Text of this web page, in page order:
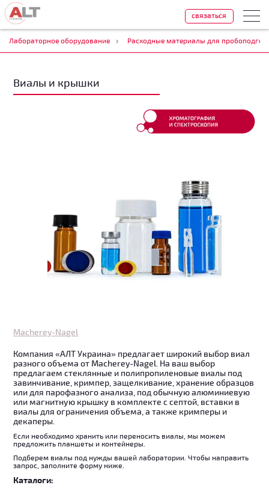
связаться
Лабораторное оборудование Расходные материалы для
Виалы и крышки
Macherey-Nagel
Компания «АЛТ Украина» предлагает широкий выбор виал
разного объема от Macherey-Nagel. На ваш выбор
предлагаем стеклянные и полипропиленовые виалы под
завинчивание, кримпер, защелкивание, хранение образцов
или для парофазного анализа, под обычную алюминиевую
или магнитную крышку в комплекте с септой, вставки в
виалы для ограничения объема, а также кримперы и
декаперы.
Если необходимо хранить или переносить виалы, мы можем
предложить планшеты и контейнеры.
Подберем виалы под нужды вашей лаборатории. Чтобы направить
запрос, заполните форму ниже.
Каталоги: